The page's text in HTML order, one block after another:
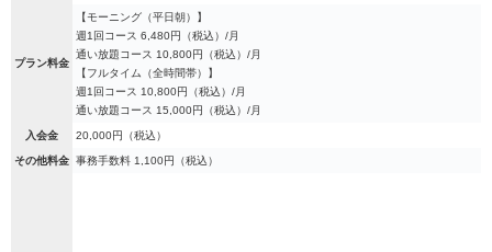
プラン料金
【モーニング（平日朝）】
週1回コース 6,480円（税込）/月
通い放題コース 10,800円（税込）/月
【フルタイム（全時間帯）】
週1回コース 10,800円（税込）/月
通い放題コース 15,000円（税込）/月
入会金 20,000円（税込）
その他料金 事務手数料 1,100円（税込）